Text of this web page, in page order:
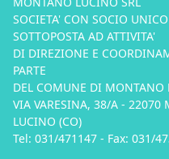
SOCIETA' CON SOCIO UNICO
SOTTOPOSTA AD ATTIVITA'
DI DIREZIONE E
PARTE
DEL COMUNE DI MONTANO
VIA VARESINA, 38/A - 22070
LUCINO (CO)
Tel: 031/471147 - Fax: 031/